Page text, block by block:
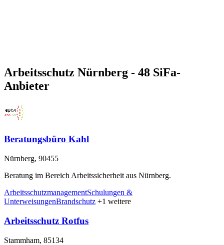
Arbeitsschutz Nürnberg - 48 SiFa-
Anbieter
Beratungsbüro Kahl
Nürnberg, 90455
Beratung im Bereich Arbeitssicherheit aus Nürnberg.
ArbeitsschutzmanagementSchulungen &
UnterweisungenBrandschutz +1 weitere
Arbeitsschutz Rotfus
Stammham, 85134